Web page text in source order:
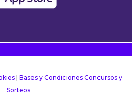
| Bases y Condiciones Concursos y
Sorteos